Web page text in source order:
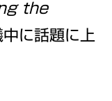
the
中に話題に上